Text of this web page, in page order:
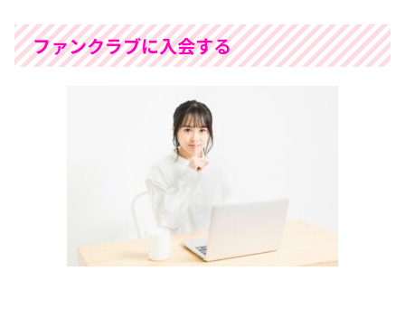
ファンクラブに入会する